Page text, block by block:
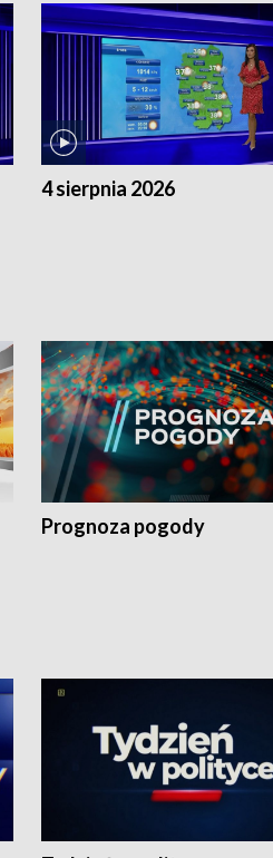
4 sierpnia 2026
Prognoza pogody